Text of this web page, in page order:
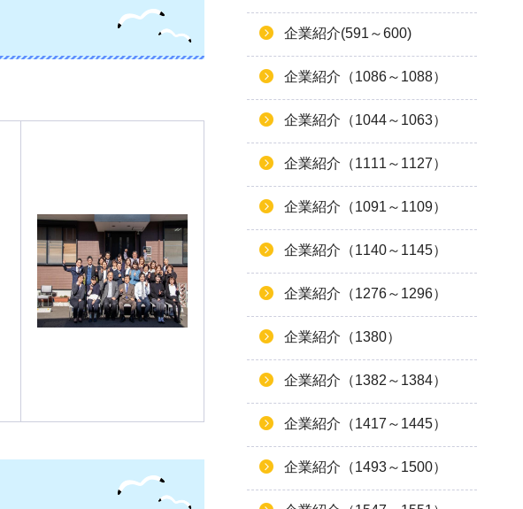
企業紹介(591～600)
企業紹介（1086～1088）
企業紹介（1044～1063）
企業紹介（1111～1127）
企業紹介（1091～1109）
企業紹介（1140～1145）
企業紹介（1276～1296）
企業紹介（1380）
企業紹介（1382～1384）
企業紹介（1417～1445）
企業紹介（1493～1500）